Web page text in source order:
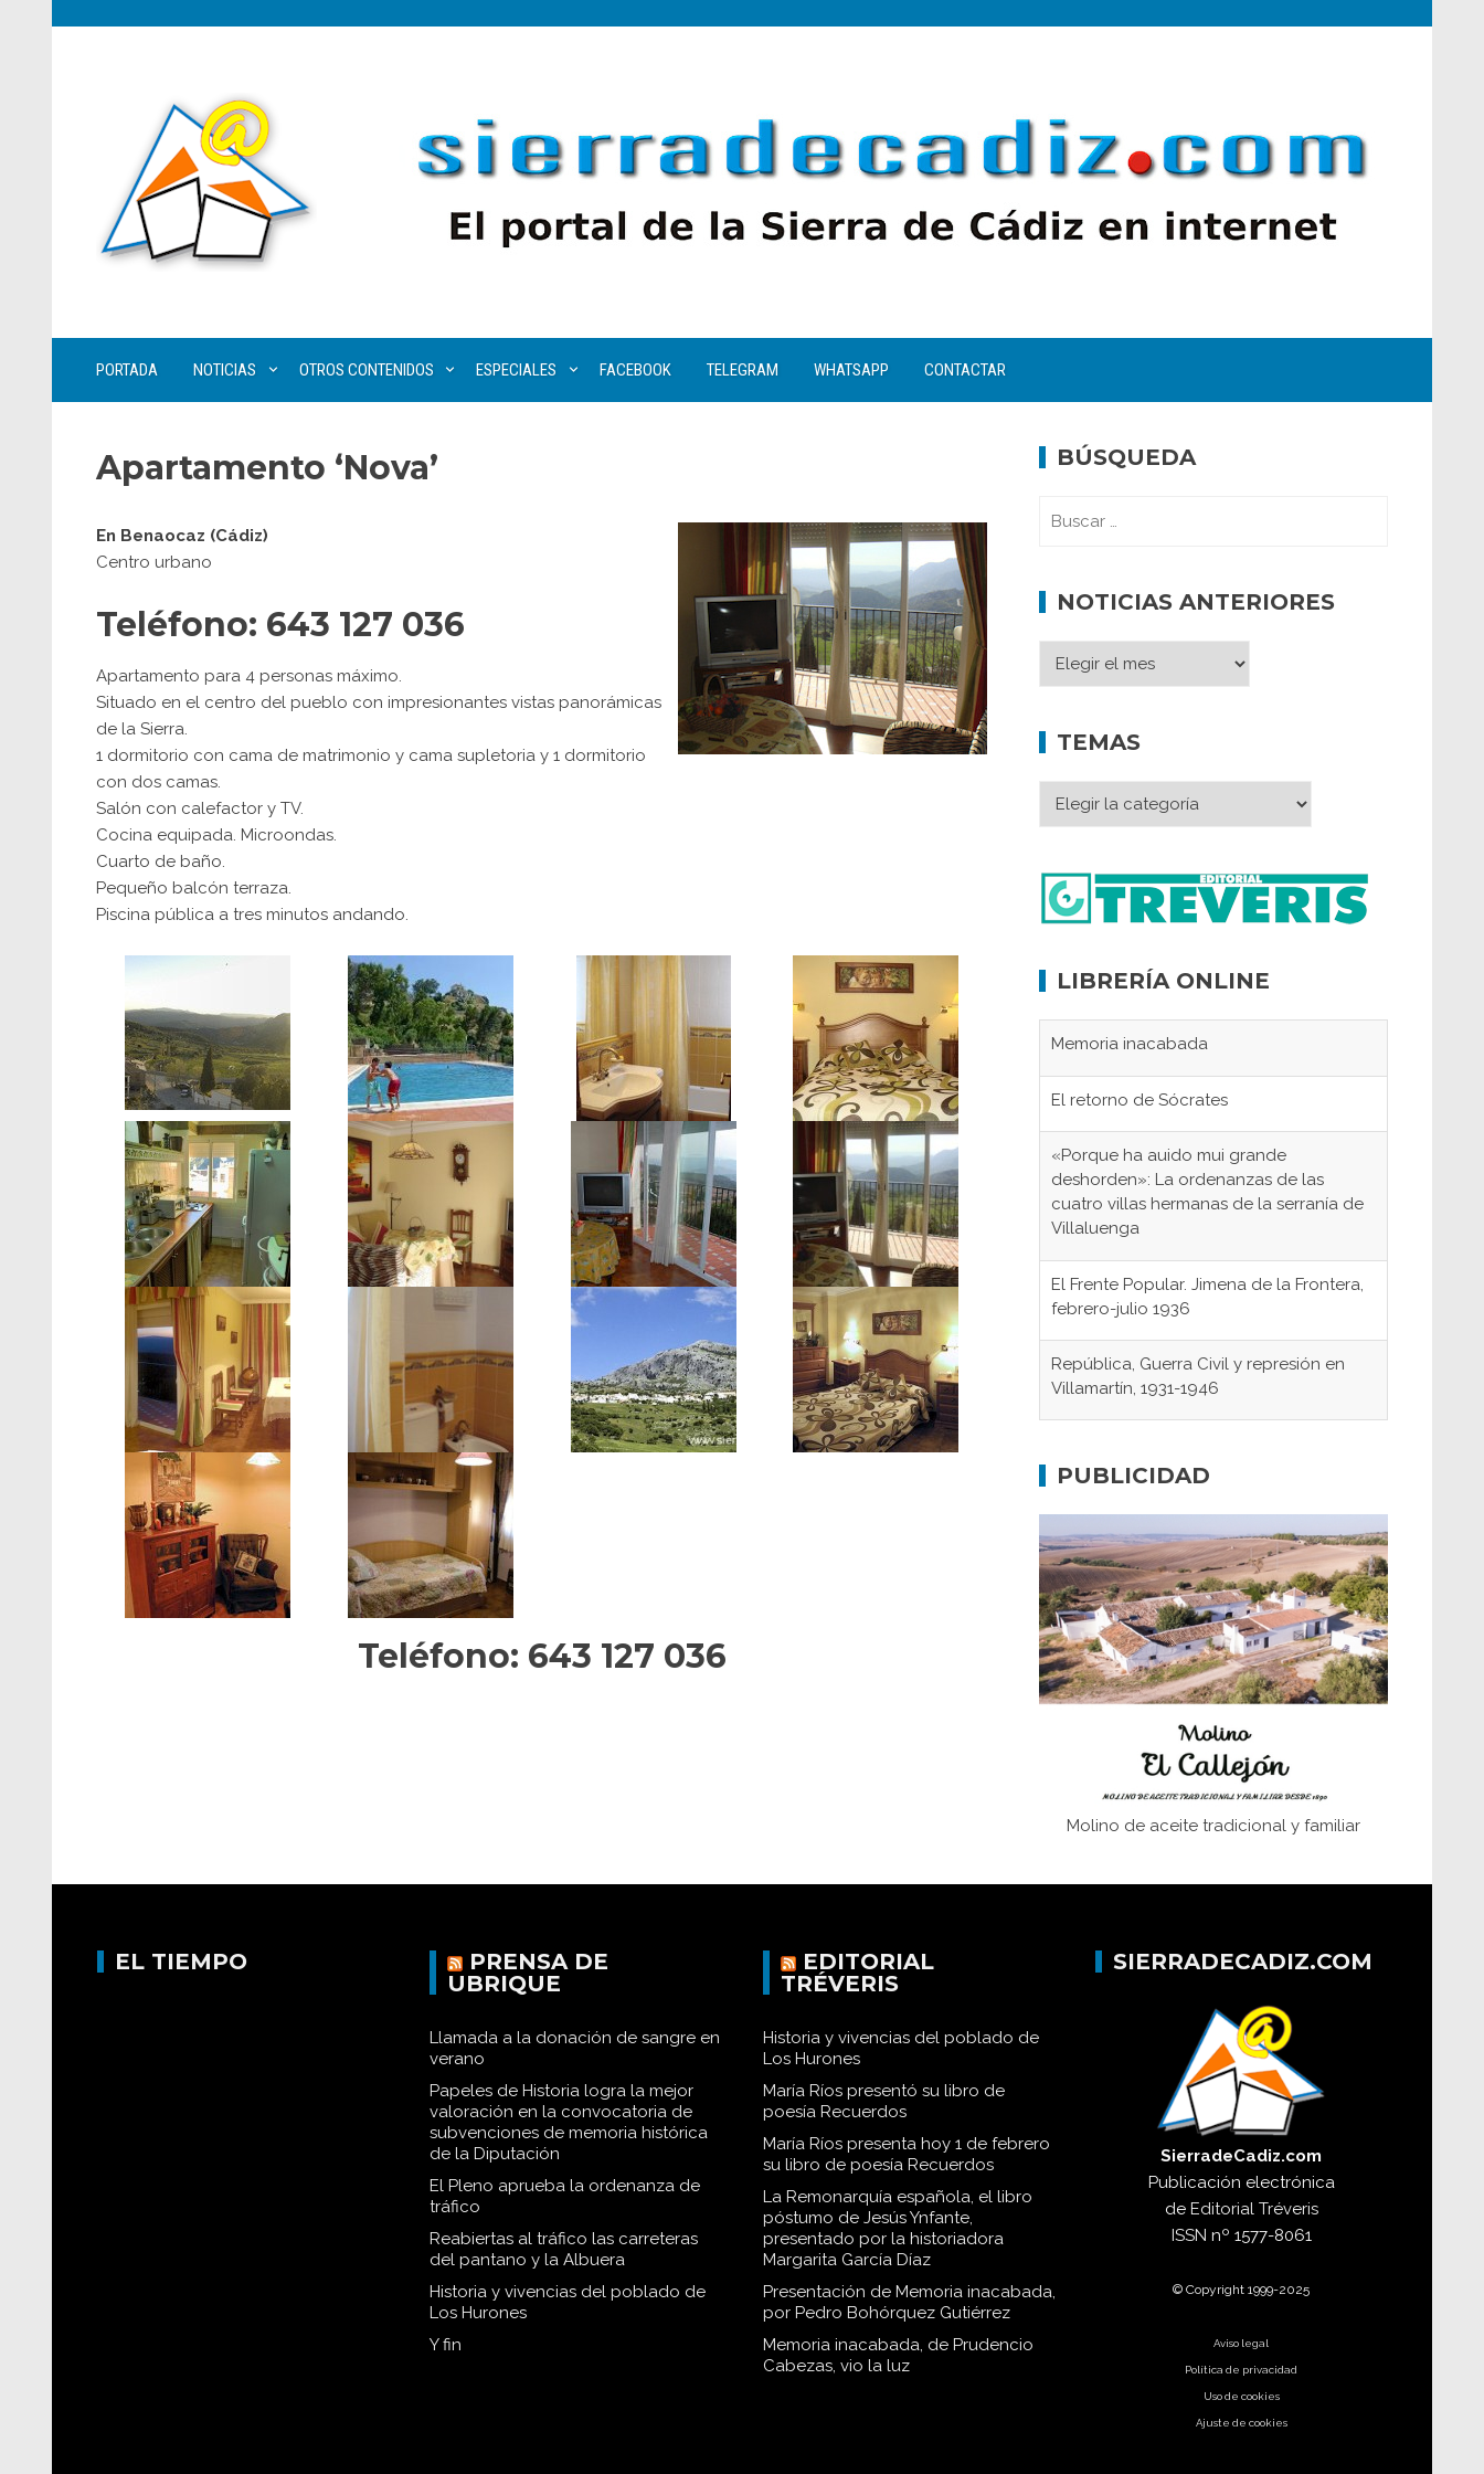
PORTADA NOTICIAS OTROS CONTENIDOS ESPECIALES FACEBOOK TELEGRAM WHATSAPP CONTACTAR
Apartamento ‘Nova’
En Benaocaz (Cádiz)
Centro urbano
Teléfono: 643 127 036
Apartamento para 4 personas máximo.
Situado en el centro del pueblo con impresionantes vistas panorámicas
de la Sierra.
1 dormitorio con cama de matrimonio y cama supletoria y 1 dormitorio
con dos camas.
Salón con calefactor y TV.
Cocina equipada. Microondas.
Cuarto de baño.
Pequeño balcón terraza.
Piscina pública a tres minutos andando.
Teléfono: 643 127 036
BÚSQUEDA
NOTICIAS ANTERIORES
TEMAS
LIBRERÍA ONLINE
Memoria inacabada
El retorno de Sócrates
«Porque ha auido mui grande
deshorden»: La ordenanzas de las
cuatro villas hermanas de la serranía de
Villaluenga
El Frente Popular. Jimena de la Frontera,
febrero-julio 1936
República, Guerra Civil y represión en
Villamartín, 1931-1946
concentración nazis
fundaciones de Bornos
El Frente Popular. Ubrique, febrero-julio
1936
Juntar las letras. La alfabetización en el
campo: del afán de saber a la
Historia y vivencias del poblado de Los
PUBLICIDAD
Molino de aceite tradicional y familiar
EL TIEMPO
PRENSA DE
UBRIQUE
Llamada a la donación de sangre en
verano
Papeles de Historia logra la mejor
valoración en la convocatoria de
subvenciones de memoria histórica
de la Diputación
El Pleno aprueba la ordenanza de
tráfico
Reabiertas al tráfico las carreteras
del pantano y la Albuera
Historia y vivencias del poblado de
Los Hurones
Y fin
EDITORIAL
TRÉVERIS
Historia y vivencias del poblado de
Los Hurones
María Ríos presentó su libro de
poesía Recuerdos
María Ríos presenta hoy 1 de febrero
su libro de poesía Recuerdos
La Remonarquía española, el libro
póstumo de Jesús Ynfante,
presentado por la historiadora
Margarita García Díaz
Presentación de Memoria inacabada,
por Pedro Bohórquez Gutiérrez
Memoria inacabada, de Prudencio
Cabezas, vio la luz
SIERRADECADIZ.COM
SierradeCadiz.com
Publicación electrónica
de Editorial Tréveris
ISSN nº 1577-8061
© Copyright 1999-2025
Aviso legal
Política de privacidad
Uso de cookies
Ajuste de cookies